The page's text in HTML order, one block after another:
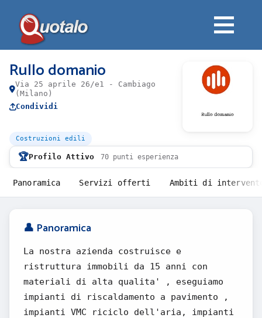
Rullo domanio
Via 25 aprile 26/e1 - Cambiago
(Milano)
Condividi
Costruzioni edili
🏆Profilo Attivo 70 punti esperienza
Panoramica Servizi offerti Ambiti di
👤 Panoramica
La nostra azienda costruisce e
ristruttura immobili da 15 anni con
materiali di alta qualita' , eseguiamo
impianti di riscaldamento a pavimento ,
impianti VMC riciclo dell'aria, impianti